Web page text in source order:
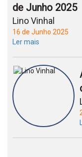
de Junho 2025
Lino Vinhal
16 de Junho 2025
Ler mais